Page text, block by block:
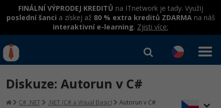
FINÁLNÍ VÝPRODEJ KREDITŮ na ITnetwork je tady. Využij
poslední šanci a získej až 80 % extra kreditů ZDARMAna náš
interaktivní e-learning. Zjisti více:
hrazené úřadem práce
Přihlásit se|Registrovat
Diskuze: Autorun v C#
C# .NET .NET (C# a Visual Basic) Autorun v C#